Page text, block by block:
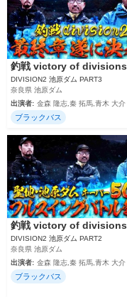
釣戦 victory of divisions
DIVISION2 池原ダム PART3
奈良県 池原ダム
出演者: 金森 隆志,秦 拓馬,青木 大介
ブラックバス
釣戦 victory of divisions
DIVISION2 池原ダム PART2
奈良県 池原ダム
出演者: 金森 隆志,秦 拓馬,青木 大介
ブラックバス